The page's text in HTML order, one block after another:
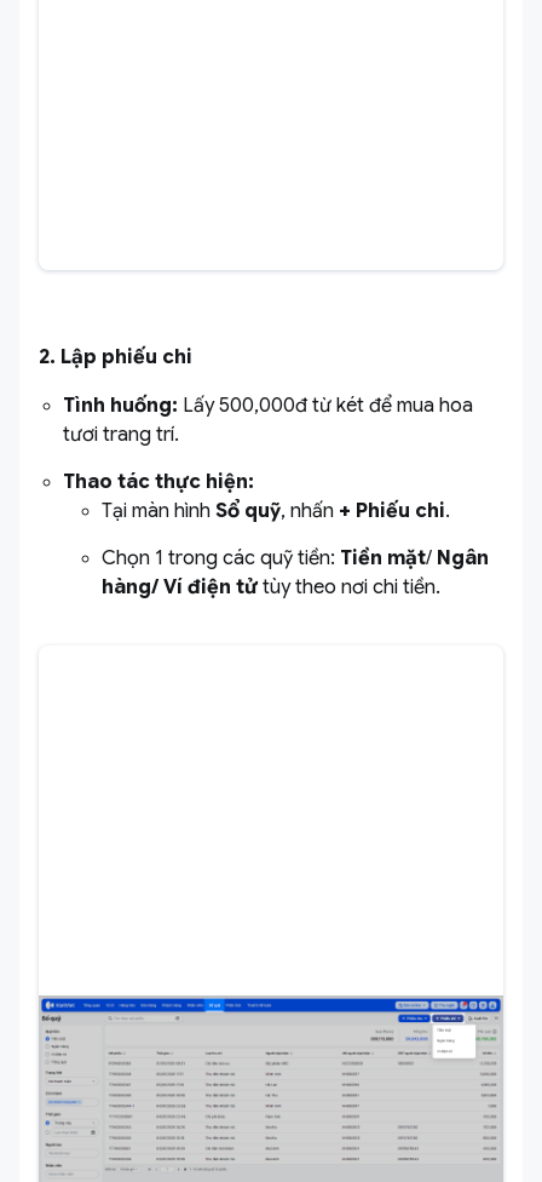
2. Lập phiếu chi
Tình huống: Lấy 500,000đ từ két để mua hoa
tươi trang trí.
Thao tác thực hiện:
Tại màn hình Sổ quỹ, nhấn + Phiếu chi.
Chọn 1 trong các quỹ tiền: Tiền mặt/ Ngân
hàng/ Ví điện tửtùy theo nơi chi tiền.